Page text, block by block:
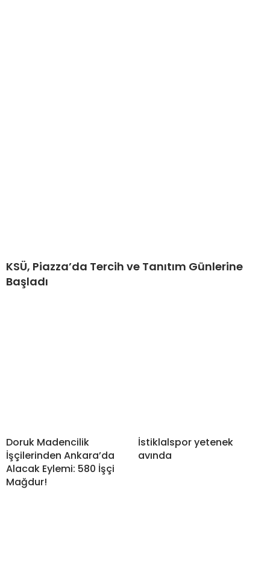
KSÜ, Piazza’da Tercih ve Tanıtım Günlerine
Başladı
Doruk Madencilik
İşçilerinden Ankara’da
Alacak Eylemi: 580 İşçi
Mağdur!
İstiklalspor yetenek
avında